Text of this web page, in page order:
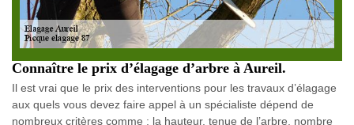
Connaître le prix d’élagage d’arbre à Aureil.
Il est vrai que le prix des interventions pour les travaux d’élagage
aux quels vous devez faire appel à un spécialiste dépend de
nombreux critères comme : la hauteur, tenue de l’arbre, nombre